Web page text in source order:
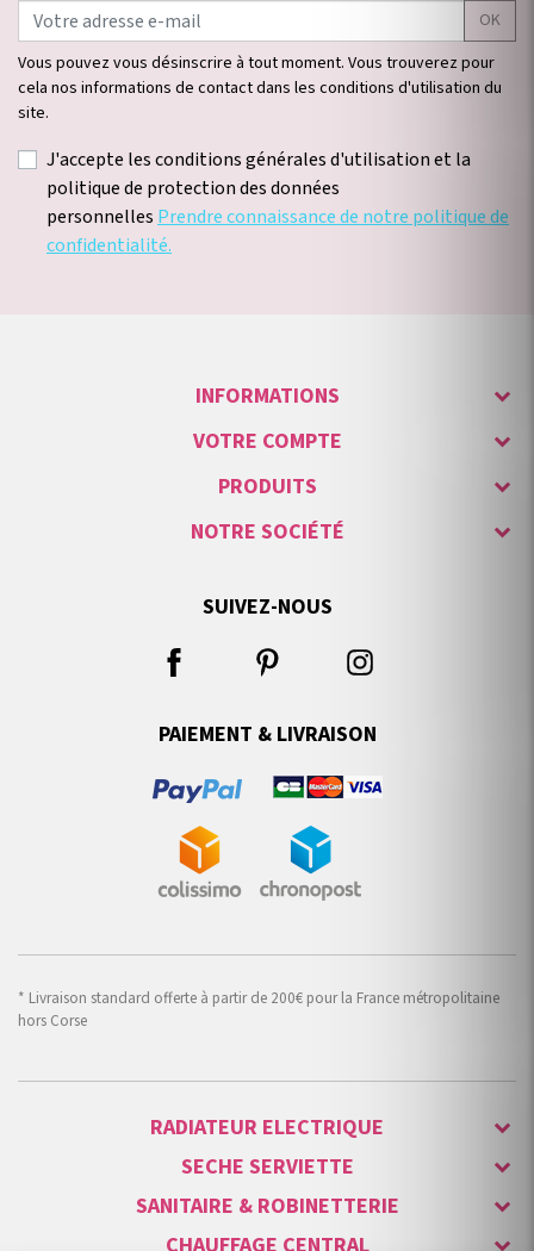
OK
Vous pouvez vous désinscrire à tout moment. Vous trouverez pour
cela nos informations de contact dans les conditions d'utilisation du
site.
J'accepte les conditions générales d'utilisation et la
politique de protection des données
personnelles Prendre connaissance de notre politique de
confidentialité.
INFORMATIONS
VOTRE COMPTE
PRODUITS
NOTRE SOCIÉTÉ
SUIVEZ-NOUS
PAIEMENT & LIVRAISON
* Livraison standard offerte à partir de 200€ pour la France métropolitaine
hors Corse
RADIATEUR ELECTRIQUE
SECHE SERVIETTE
SANITAIRE & ROBINETTERIE